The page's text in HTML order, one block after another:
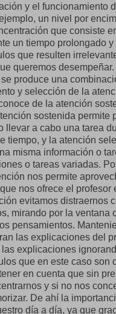
y el funcionamiento
un nivel por
que consiste
un tiempo prolongado
que resulten
queremos
produce una
y selección de la
de la atención
sostenida permite
llevar a cabo una tarea
tiempo, y la atención
misma información o
o tareas variadas.
nos permite
nos ofrece el profesor
evitamos distraernos
mirando por la ventana
pensamientos.
las explicaciones del
explicaciones
que en este caso son
en cuenta que sin
y si no nos
De ahí la
día a día, ya que